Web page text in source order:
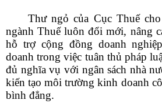
Thư ngỏ của Cục Thuế
ngành Thuế luôn đổi mới, nâng
hỗ trợ cộng đồng doanh
doanh trong việc tuân thủ pháp
đủ nghĩa vụ với ngân sách nhà
kiến tạo môi trường kinh doanh
bình đẳng.